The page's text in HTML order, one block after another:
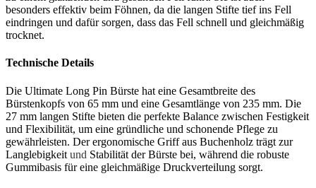
besonders effektiv beim Föhnen, da die langen Stifte tief ins Fell
eindringen und dafür sorgen, dass das Fell schnell und gleichmäßig
trocknet.
Technische Details
Die Ultimate Long Pin Bürste hat eine Gesamtbreite des
Bürstenkopfs von 65 mm und eine Gesamtlänge von 235 mm. Die
27 mm langen Stifte bieten die perfekte Balance zwischen Festigkeit
und Flexibilität, um eine gründliche und schonende Pflege zu
gewährleisten. Der ergonomische Griff aus Buchenholz trägt zur
Langlebigkeit und Stabilität der Bürste bei, während die robuste
Gummibasis für eine gleichmäßige Druckverteilung sorgt.